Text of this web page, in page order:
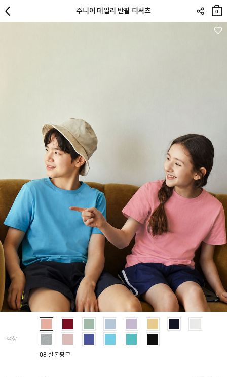
주니어 데일리 반팔 티셔츠
장바
구니
0
색상
08 살몬핑크